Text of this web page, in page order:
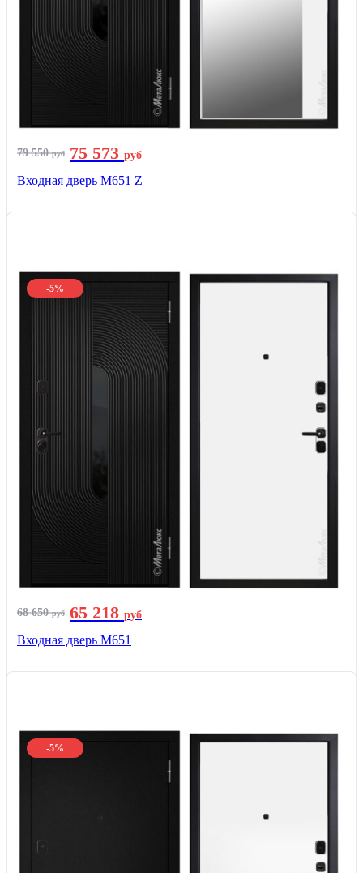
79 550руб 75 573 руб
Входная дверь М651 Z
-5%
68 650руб 65 218 руб
Входная дверь М651
-5%